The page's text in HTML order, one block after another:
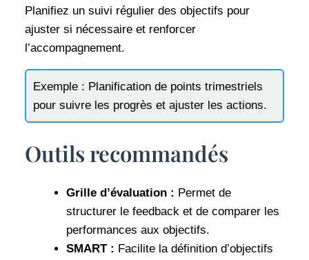
Planifiez un suivi régulier des objectifs pour
ajuster si nécessaire et renforcer
l’accompagnement.
Exemple : Planification de points trimestriels
pour suivre les progrès et ajuster les actions.
Outils recommandés
Grille d’évaluation : Permet de
structurer le feedback et de comparer les
performances aux objectifs.
SMART : Facilite la définition d’objectifs